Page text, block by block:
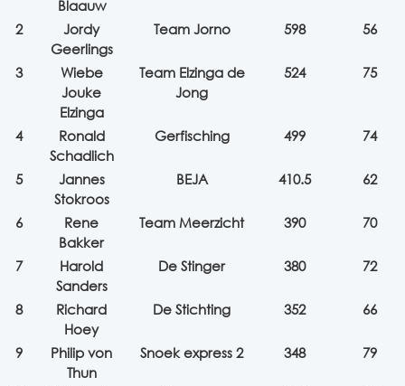
Blaauw
2
Jordy
Geerlings
Team Jorno 598 56
3
Wiebe
Jouke
Elzinga
Team Elzinga de
Jong
524 75
4
Ronald
Schadlich
Gerfisching 499 74
5
Jannes
Stokroos
BEJA 410.5 62
6
Rene
Bakker
Team Meerzicht 390 70
7
Harold
Sanders
De Stinger 380 72
8
Richard
Hoey
De Stichting 352 66
9
Philip von
Thun
Snoek express 2 348 79